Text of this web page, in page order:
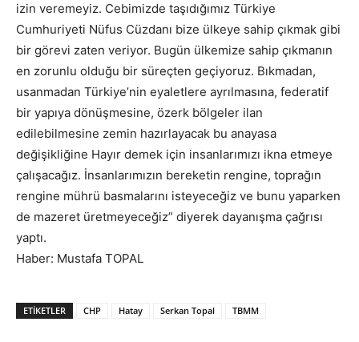
izin veremeyiz. Cebimizde taşıdığımız Türkiye
Cumhuriyeti Nüfus Cüzdanı bize ülkeye sahip çıkmak gibi
bir görevi zaten veriyor. Bugün ülkemize sahip çıkmanın
en zorunlu olduğu bir süreçten geçiyoruz. Bıkmadan,
usanmadan Türkiye’nin eyaletlere ayrılmasına, federatif
bir yapıya dönüşmesine, özerk bölgeler ilan
edilebilmesine zemin hazırlayacak bu anayasa
değişikliğine Hayır demek için insanlarımızı ikna etmeye
çalışacağız. İnsanlarımızın bereketin rengine, toprağın
rengine mührü basmalarını isteyeceğiz ve bunu yaparken
de mazeret üretmeyeceğiz” diyerek dayanışma çağrısı
yaptı.
Haber: Mustafa TOPAL
ETIKETLER CHP Hatay Serkan Topal TBMM